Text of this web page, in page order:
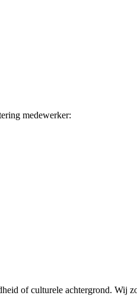
medewerker:
of culturele achtergrond. Wij